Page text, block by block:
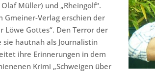
Müller) und „Rheingolf“.
Gmeiner-Verlag erschien der
Löwe Gottes“. Den Terror der
sie hautnah als Journalistin
ihre Erinnerungen in dem
Krimi „Schweigen über